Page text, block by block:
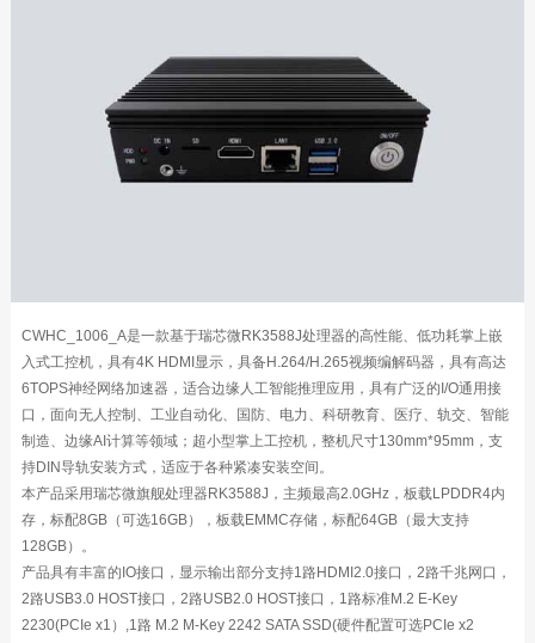
CWHC_1006_A是一款基于瑞芯微RK3588J处理器的高性能、低功耗掌上嵌
入式工控机，具有4K HDMI显示，具备H.264/H.265视频编解码器，具有高达
6TOPS神经网络加速器，适合边缘人工智能推理应用，具有广泛的I/O通用接
口，面向无人控制、工业自动化、国防、电力、科研教育、医疗、轨交、智能
制造、边缘AI计算等领域；超小型掌上工控机，整机尺寸130mm*95mm，支
持DIN导轨安装方式，适应于各种紧凑安装空间。
本产品采用瑞芯微旗舰处理器RK3588J，主频最高2.0GHz，板载LPDDR4内
存，标配8GB（可选16GB），板载EMMC存储，标配64GB（最大支持
128GB）。
产品具有丰富的IO接口，显示输出部分支持1路HDMI2.0接口，2路千兆网口，
2路USB3.0 HOST接口，2路USB2.0 HOST接口，1路标准M.2 E-Key
2230(PCIe x1）,1路 M.2 M-Key 2242 SATA SSD(硬件配置可选PCIe x2